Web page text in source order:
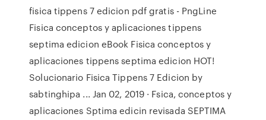
fisica tippens 7 edicion pdf gratis - PngLine
Fisica conceptos y aplicaciones tippens
septima edicion eBook Fisica conceptos y
aplicaciones tippens septima edicion HOT!
Solucionario Fisica Tippens 7 Edicion by
sabtinghipa ... Jan 02, 2019 · Fsica, conceptos y
aplicaciones Sptima edicin revisada SEPTIMA